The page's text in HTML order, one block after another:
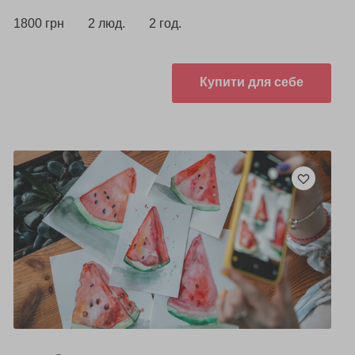
1800 грн 2 люд. 2 год.
Купити для себе